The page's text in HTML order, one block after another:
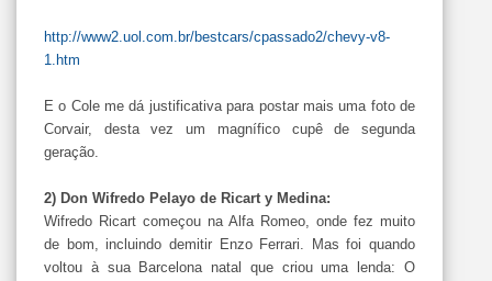
http://www2.uol.com.br/bestcars/cpassado2/chevy-v8-
1.htm
E o Cole me dá justificativa para postar mais uma foto de
Corvair, desta vez um magnífico cupê de segunda
geração.
2) Don Wifredo Pelayo de Ricart y Medina:
Wifredo Ricart começou na Alfa Romeo, onde fez muito
de bom, incluindo demitir Enzo Ferrari. Mas foi quando
voltou à sua Barcelona natal que criou uma lenda: O